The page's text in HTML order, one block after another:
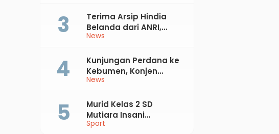
News
Terima Arsip Hindia
Belanda dari ANRI,
Pemkab Kebumen
Sejarah, Geopark, dan
Literasi Pertanian
News
Kunjungan Perdana ke
Kebumen, Konjen
Australia Temui Bupati
Sport
Murid Kelas 2 SD
Mutiara Insani
Muhammadiyah